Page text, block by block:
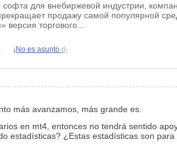
софта для внебиржевой индустрии,
продажу самой популярной
версия торгового...
¡No es asunto de
más avanzamos, más grande es.
en mt4, entonces no tendrá sentido
estadísticas? ¿Estas estadísticas son